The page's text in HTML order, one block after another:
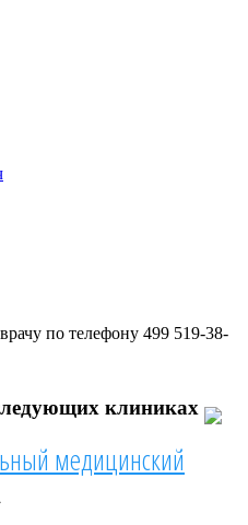
по телефону 499 519-38-
клиниках
медицинский